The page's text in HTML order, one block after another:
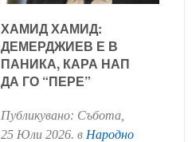
ХАМИД ХАМИД:
ДЕМЕРДЖИЕВ Е В
ПАНИКА, КАРА НАП
ДА ГО “ПЕРЕ”
Публикувано: Събота,
25 Юли 2026. в Народно